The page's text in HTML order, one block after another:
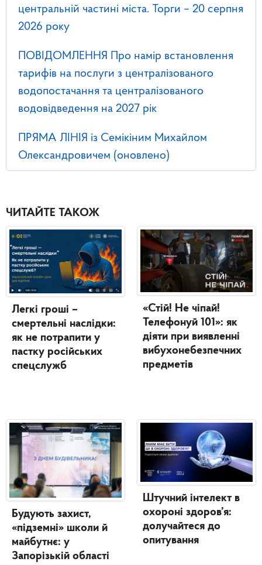
центральній частині міста. Торги – 20 серпня
2026 року
ПОВІДОМЛЕННЯ Про намір встановлення
тарифів на послуги з централізованого
водопостачання та централізованого
водовідведення на 2027 рік
ПРЯМА ЛІНІЯ із Семікіним Михайлом
Олександровичем (оновлено)
ЧИТАЙТЕ ТАКОЖ
Легкі гроші –
смертельні наслідки:
як не потрапити у
пастку російських
спецслужб
Будують захист,
«підземні» школи й
майбутнє: у
Запорізькій області
«Стій! Не чіпай!
Телефонуй 101»: як
діяти при виявленні
вибухонебезпечних
предметів
Штучний інтелект в
охороні здоров’я:
долучайтеся до
опитування